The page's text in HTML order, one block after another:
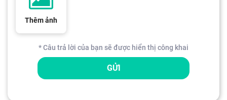
Thêm ảnh
* Câu trả lời của bạn sẽ được hiển thị công khai
GỬI